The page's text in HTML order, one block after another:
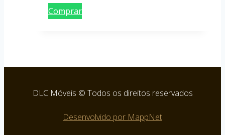
Comprar
DLC Móveis © Todos os direitos reservados
Desenvolvido por MappNet